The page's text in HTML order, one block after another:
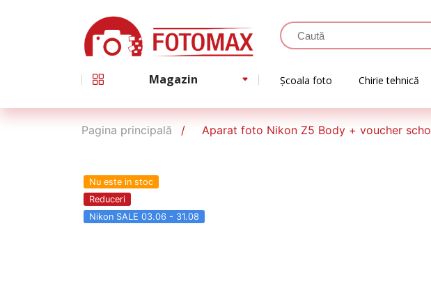
Magazin Școala foto Chirie tehnică
Pagina principală Aparat foto Nikon Z5 Body + voucher
Nu este in stoc
Reduceri
Nikon SALE 03.06 - 31.08